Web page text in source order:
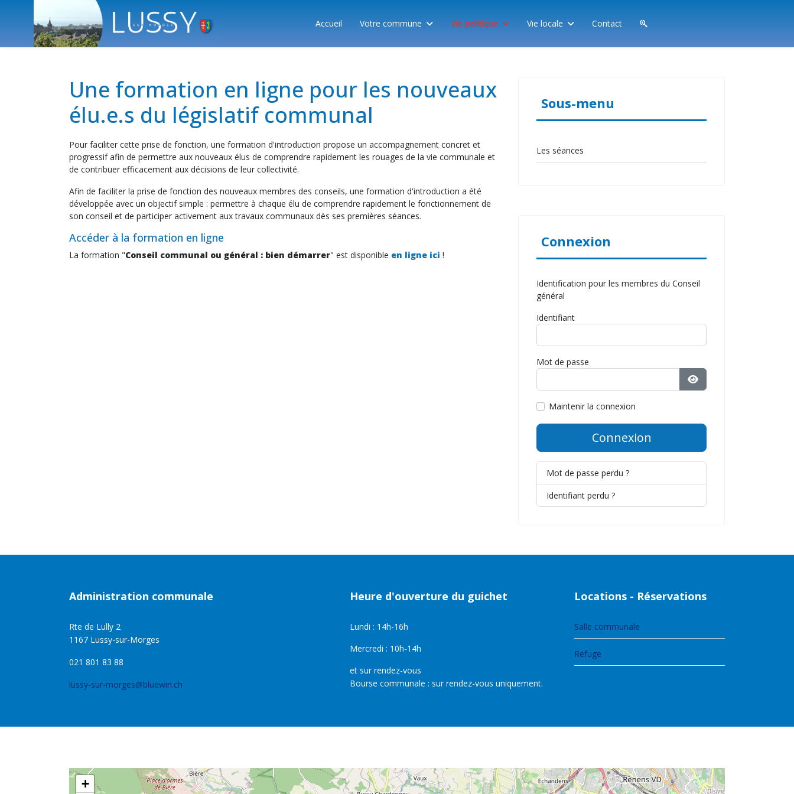
Accueil Votre commune Vie politique Vie locale Contact
Une formation en ligne pour les nouveaux
élu.e.s du législatif communal
Pour faciliter cette prise de fonction, une formation d'introduction propose un accompagnement concret et
progressif afin de permettre aux nouveaux élus de comprendre rapidement les rouages de la vie communale et
de contribuer efficacement aux décisions de leur collectivité.
Afin de faciliter la prise de fonction des nouveaux membres des conseils, une formation d'introduction a été
développée avec un objectif simple : permettre à chaque élu de comprendre rapidement le fonctionnement de
son conseil et de participer activement aux travaux communaux dès ses premières séances.
Accéder à la formation en ligne
La formation "Conseil communal ou général : bien démarrer" est disponible en ligne ici !
Sous-menu
Les séances
Connexion
Identification pour les membres du Conseil
général
Identifiant
Mot de passe
Afficher le mot de
Maintenir la connexion
Connexion
Mot de passe perdu ?
Identifiant perdu ?
Administration communale
Rte de Lully 2
1167 Lussy-sur-Morges
021 801 83 88
lussy-sur-morges@bluewin.ch
Heure d'ouverture du guichet
Lundi : 14h-16h
Mercredi : 10h-14h
et sur rendez-vous
Bourse communale : sur rendez-vous uniquement.
Locations - Réservations
Salle communale
Refuge
+